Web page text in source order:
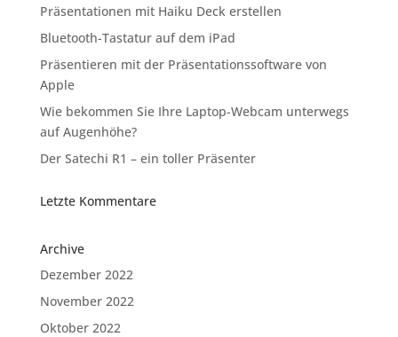
Präsentationen mit Haiku Deck erstellen
Bluetooth-Tastatur auf dem iPad
Präsentieren mit der Präsentationssoftware von
Apple
Wie bekommen Sie Ihre Laptop-Webcam unterwegs
auf Augenhöhe?
Der Satechi R1 – ein toller Präsenter
Letzte Kommentare
Archive
Dezember 2022
November 2022
Oktober 2022